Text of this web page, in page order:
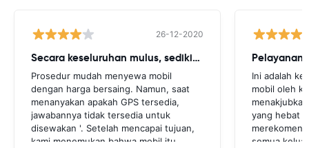
26-12-2020
Secara keseluruhan mulus, sedikit cegukan
Prosedur mudah menyewa mobil
dengan harga bersaing. Namun, saat
menanyakan apakah GPS tersedia,
jawabannya tidak tersedia untuk
disewakan '. Setelah mencapai tujuan,
kami menemukan bahwa mobil itu
Pelayanan
Ini adalah
mobil oleh
yang hebat
semua